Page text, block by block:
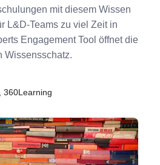
mit diesem Wissen
L&D-Teams zu viel Zeit in
Engagement Tool öffnet die
Wissensschatz.
360Learning